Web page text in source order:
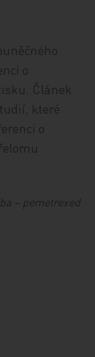
o
Článek
které
o
– pemetrexed